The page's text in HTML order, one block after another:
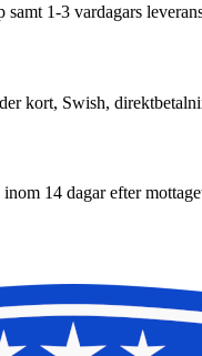
1-3 vardagars
kort, Swish,
14 dagar efter